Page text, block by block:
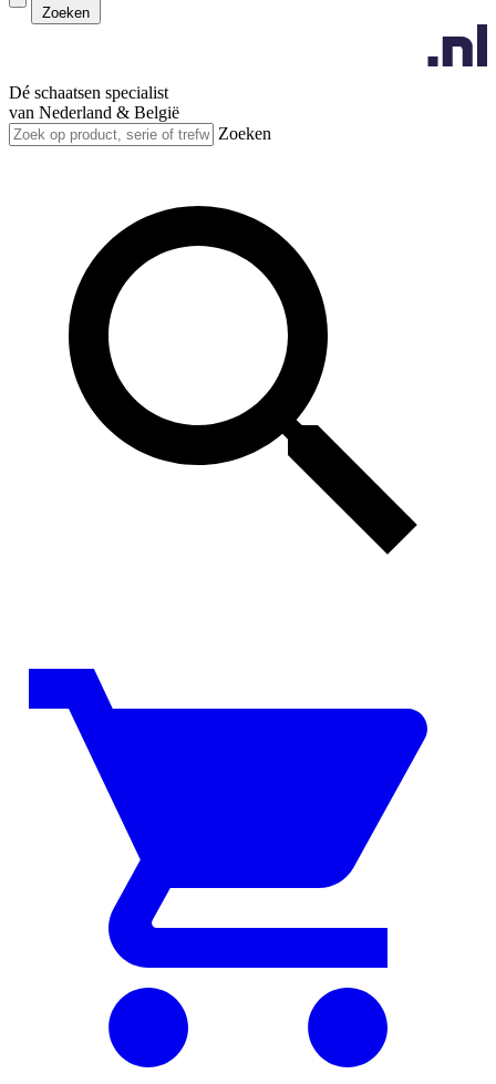
Zoeken
Dé schaatsen specialist
van Nederland & België
Zoeken